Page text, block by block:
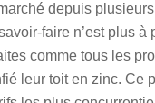
depuis
faire n’est plus à
comme tous les
leur toit en zinc. Ce